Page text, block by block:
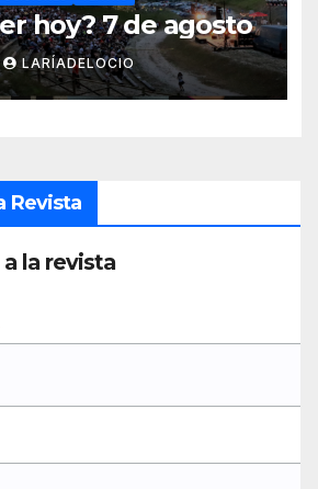
hoy? 7 de agosto
LARÍADELOCIO
Revista
la revista